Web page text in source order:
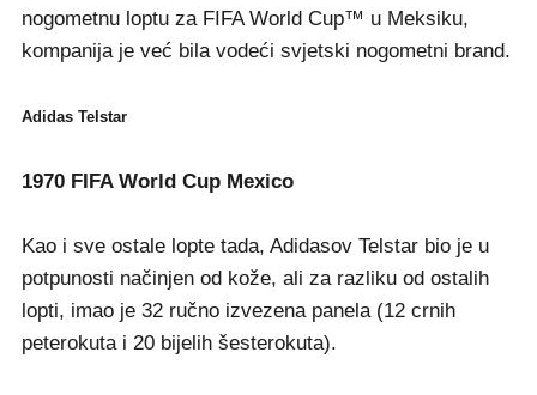
nogometnu loptu za FIFA World Cup™ u Meksiku,
kompanija je već bila vodeći svjetski nogometni brand.
Adidas Telstar
1970 FIFA World Cup Mexico
Kao i sve ostale lopte tada, Adidasov Telstar bio je u
potpunosti načinjen od kože, ali za razliku od ostalih
lopti, imao je 32 ručno izvezena panela (12 crnih
peterokuta i 20 bijelih šesterokuta).